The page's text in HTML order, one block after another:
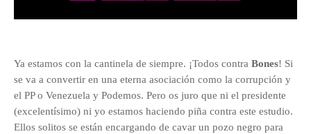
Ya estamos con la cantinela de siempre. ¡Todos contra Bones! Si
se va a convertir en una eterna asociación como la corrupción y
el PP o Venezuela y Podemos. Pero os juro que ni el presidente
(excelentísimo) ni yo estamos haciendo piña contra este estudio.
Ellos solitos se están encargando de cavar un pozo negro para